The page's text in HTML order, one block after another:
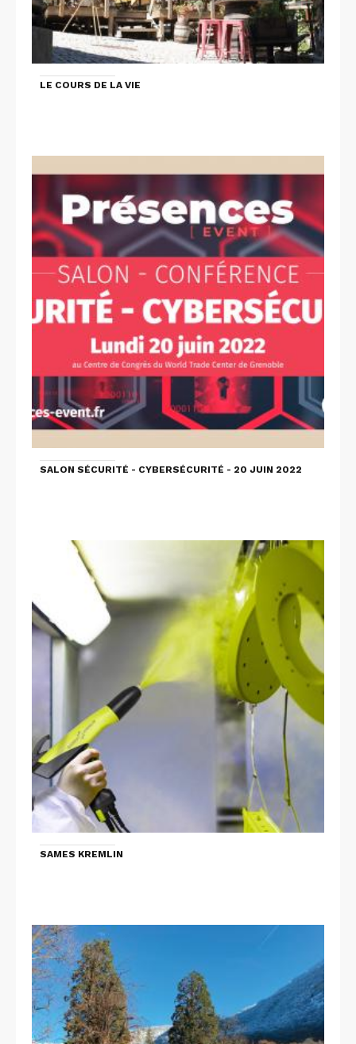
LE COURS DE LA VIE
SALON SÉCURITÉ - CYBERSÉCURITÉ - 20 JUIN 2022
SAMES KREMLIN